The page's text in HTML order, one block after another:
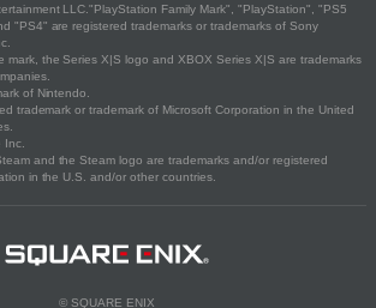
LLC."PlayStation Family Mark", "PlayStation", "PS5
"PS4" are registered trademarks or trademarks of Sony
mark, the Series X|S logo and XBOX Series X|S are trademarks
of Nintendo.
trademark or trademark of Microsoft Corporation in the United
Inc.
and the Steam logo are trademarks and/or registered
in the U.S. and/or other countries.
© SQUARE ENIX